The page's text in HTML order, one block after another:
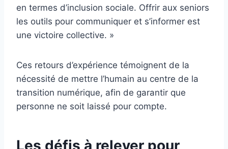
en termes d’inclusion sociale. Offrir aux seniors
les outils pour communiquer et s’informer est
une victoire collective. »
Ces retours d’expérience témoignent de la
nécessité de mettre l’humain au centre de la
transition numérique, afin de garantir que
personne ne soit laissé pour compte.
Les défis à relever pour